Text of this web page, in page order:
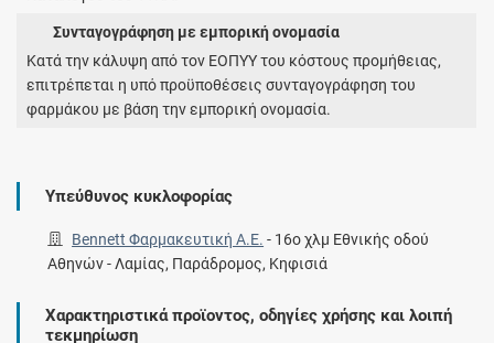
Συνταγογράφηση με εμπορική ονομασία
Κατά την κάλυψη από τον ΕΟΠΥΥ του κόστους προμήθειας,
επιτρέπεται η υπό προϋποθέσεις συνταγογράφηση του
φαρμάκου με βάση την εμπορική ονομασία.
Υπεύθυνος κυκλοφορίας
Bennett Φαρμακευτική A.E. - 16o χλμ Εθνικής οδού
Αθηνών - Λαμίας, Παράδρομος, Κηφισιά
Χαρακτηριστικά προϊοντος, οδηγίες χρήσης και λοιπή
τεκμηρίωση